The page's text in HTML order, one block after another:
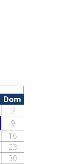
Dom
2
9
16
23
30